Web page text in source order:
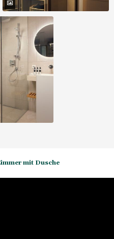
mit Dusche